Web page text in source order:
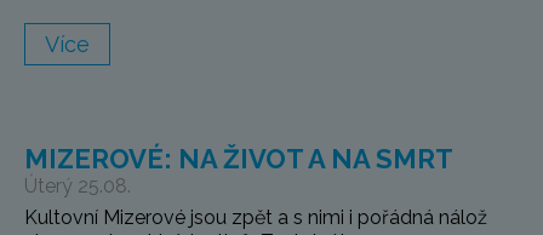
Více
MIZEROVÉ: NA ŽIVOT A NA SMRT
Úterý 25.08.
Kultovní Mizerové jsou zpět a s nimi i pořádná nálož